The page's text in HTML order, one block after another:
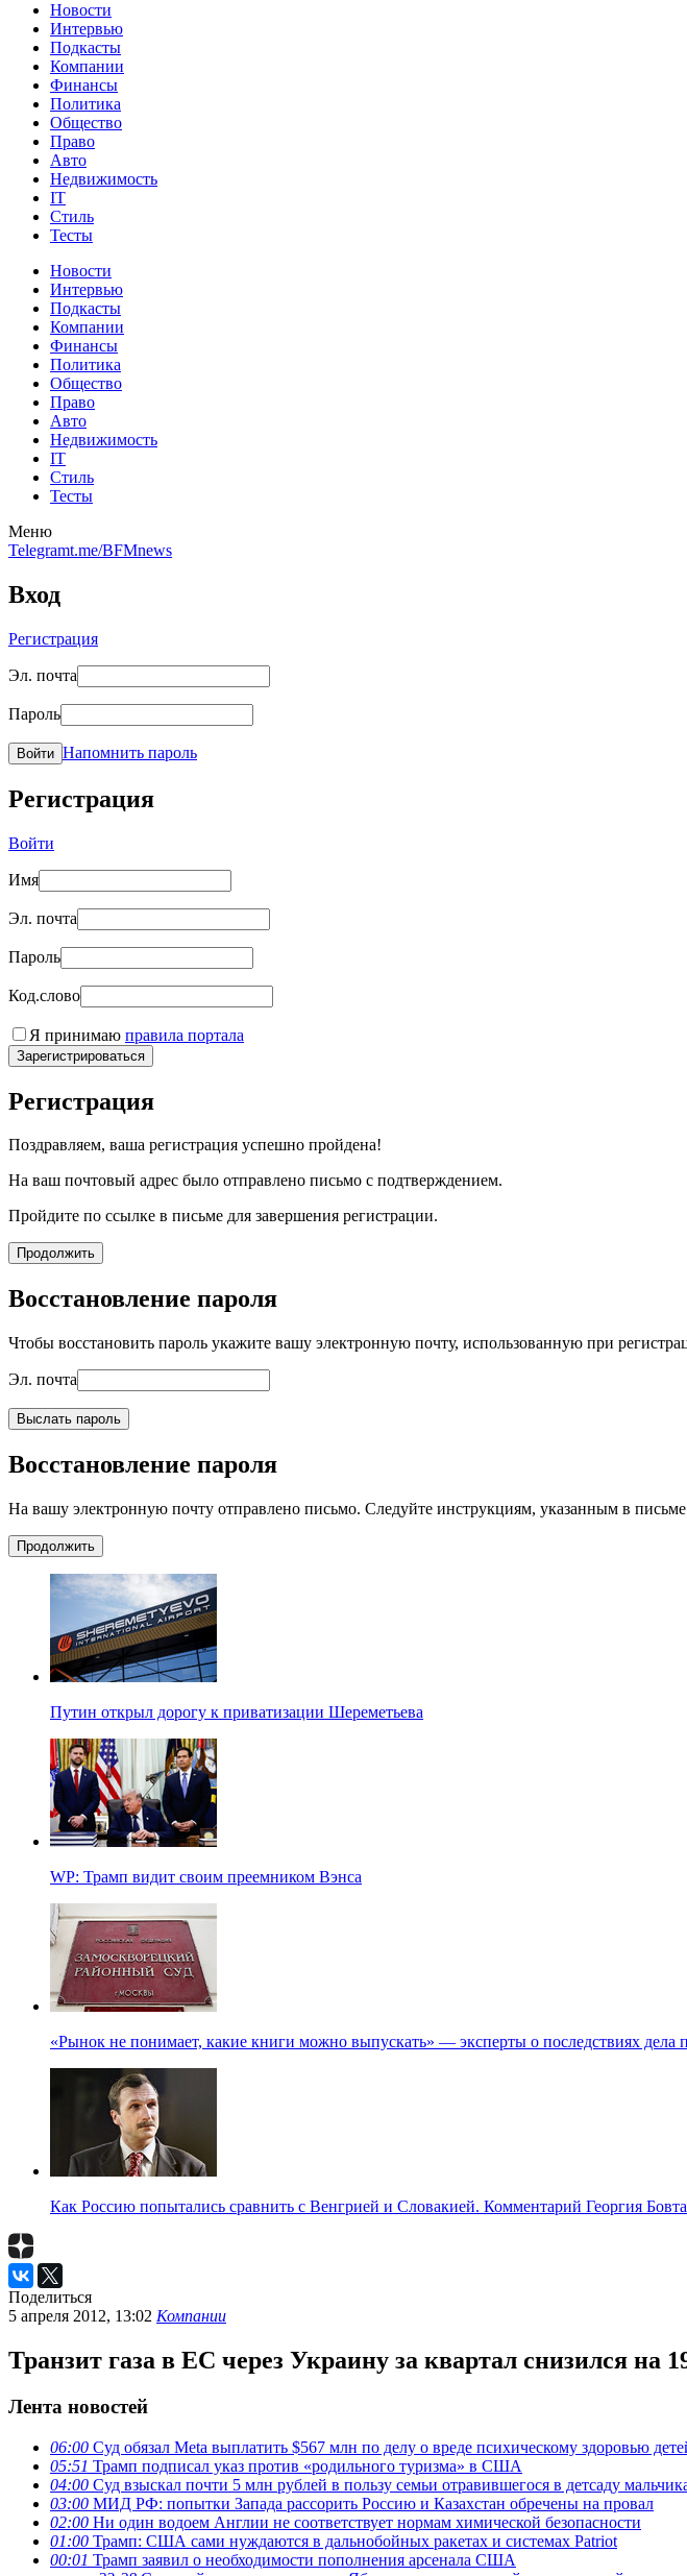
Новости
Интервью
Подкасты
Компании
Финансы
Политика
Общество
Право
Авто
Недвижимость
IT
Стиль
Тесты
Новости
Интервью
Подкасты
Компании
Финансы
Политика
Общество
Право
Авто
Недвижимость
IT
Стиль
Тесты
Меню
Telegramt.me/BFMnews
Вход
Регистрация
Эл. почта
Пароль
Войти Напомнить пароль
Регистрация
Войти
Имя
Эл. почта
Пароль
Код.слово
Я принимаю правила портала
Зарегистрироваться
Регистрация
Поздравляем, ваша регистрация успешно пройдена!
На ваш почтовый адрес было отправлено письмо с подтверждением.
Пройдите по ссылке в письме для завершения регистрации.
Продолжить
Восстановление пароля
Чтобы восстановить пароль укажите вашу электронную почту, использованную при
Эл. почта
Выслать пароль
Восстановление пароля
На вашу электронную почту отправлено письмо. Следуйте инструкциям, указанным в
Продолжить
Путин открыл дорогу к приватизации Шереметьева
WP: Трамп видит своим преемником Вэнса
«Рынок не понимает, какие книги можно выпускать» — эксперты о последствиях дела
Как Россию попытались сравнить с Венгрией и Словакией. Комментарий Георгия Бовта
Поделиться
5 апреля 2012, 13:02 Компании
Транзит газа в ЕС через Украину за квартал снизился на
Лента новостей
06:00 Суд обязал Meta выплатить $567 млн по делу о вреде психическому здоровью
05:51 Трамп подписал указ против «родильного туризма» в США
04:00 Суд взыскал почти 5 млн рублей в пользу семьи отравившегося в детсаду
03:00 МИД РФ: попытки Запада рассорить Россию и Казахстан обречены на провал
02:00 Ни один водоем Англии не соответствует нормам химической безопасности
01:00 Трамп: США сами нуждаются в дальнобойных ракетах и системах Patriot
00:01 Трамп заявил о необходимости пополнения арсенала США